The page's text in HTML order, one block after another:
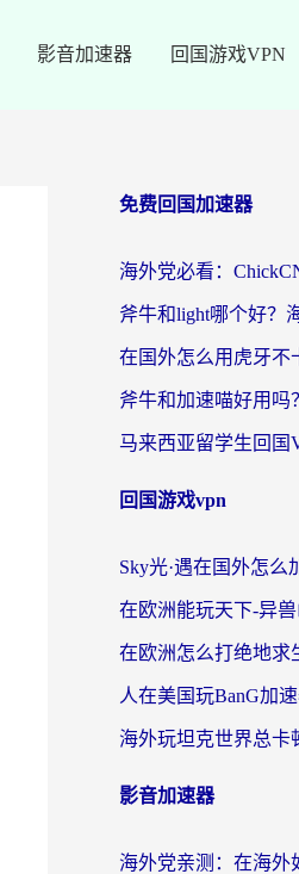
影音加速器 回国游戏VPN
免费回国加速器
回国游戏vpn
影音加速器